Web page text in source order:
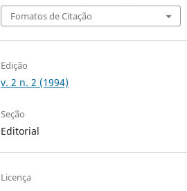
Fomatos de Citação
Edição
v. 2 n. 2 (1994)
Seção
Editorial
Licença